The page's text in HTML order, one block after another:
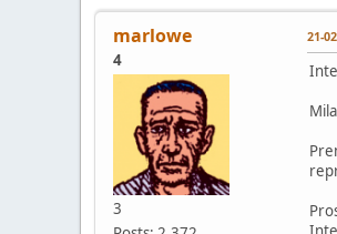
marlowe
4
3
21-